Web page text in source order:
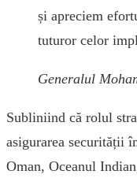
și apreciem
tuturor celor
Generalul
Subliniind că rolul
asigurarea securității
Oman, Oceanul